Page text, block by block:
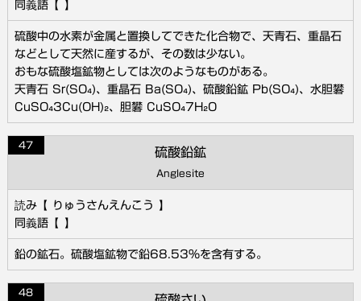
硫酸中の水素が金属と置換してできた化合物で、天青石、重晶石
などとして天然に産するが、その数は少ない。
おもな硫酸塩鉱物としては次のようなものがある。
天青石 Sr(SO₄)、重晶石 Ba(SO₄)、硫酸鉛鉱 Pb(SO₄)、水胆礬
CuSO₄3Cu(OH)₂、胆礬 CuSO₄7H₂O
47
硫酸鉛鉱
Anglesite
りゅうさんえんこう
鉛の鉱石。硫酸塩鉱物で鉛68.53％を含有する。
48